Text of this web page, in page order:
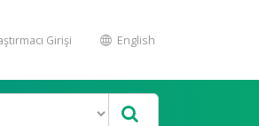
Girişi English